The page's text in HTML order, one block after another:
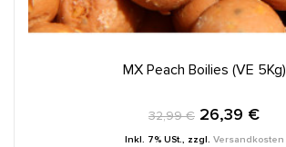
IN DEN WARENKORB
MX Peach Boilies (VE 5Kg)
32,99 € 26,39 €
Inkl. 7% USt., zzgl. Versandkosten